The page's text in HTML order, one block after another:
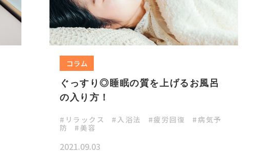
コラム
ぐっすり◎睡眠の質を上げるお風呂
の入り方！
リラックス 入浴法 疲労回復
病気予
防
美容
2021.09.03